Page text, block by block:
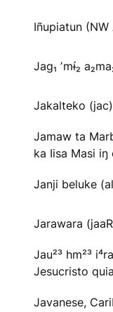
Iñupiatun (NW
Jag₁ ʼmɨ́₂
Jakalteko (jac)
Jamaw ta
ka Iisa Masi iŋ
Janji beluke
Jarawara
Jau²³ hm²³
Jesucristo
Javanese,